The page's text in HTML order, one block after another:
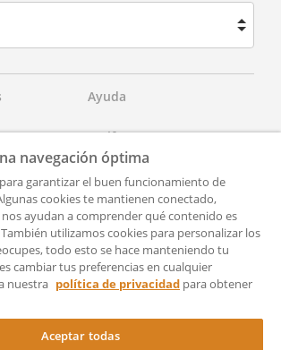
Unidos
de
Ayuda
Tarifas
Aviso Legal
Política de Privacidad
Accesibilidad
navegación óptima
garantizar el buen funcionamiento de
cookies te mantienen conectado,
ayudan a comprender qué contenido es
utilizamos cookies para personalizar los
todo esto se hace manteniendo tu
cambiar tus preferencias en cualquier
nuestra política de privacidad para obtener
Aceptar todas